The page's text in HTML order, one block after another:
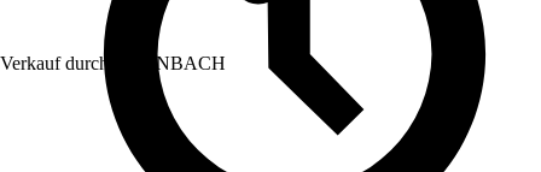
Verkauf durch: HORNBACH